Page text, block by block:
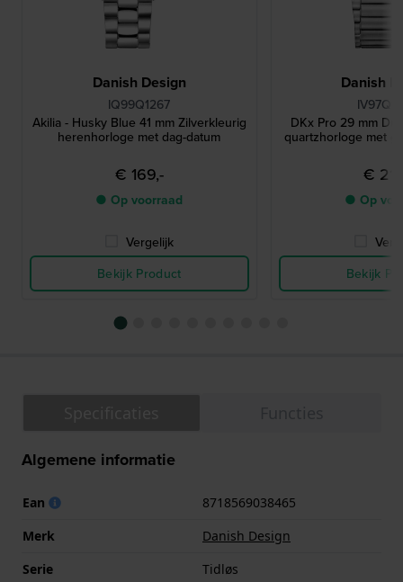
Danish Design
IQ99Q1267
Akilia - Husky Blue 41 mm Zilverkleurig
herenhorloge met dag-datum
€ 169,-
● Op voorraad
Vergelijk
Bekijk Product
Danish
DKx Pro 29 mm
quartzhorloge met
€
● Op
Bekijk
Algemene informatie
Ean
8718569038465
Merk
Danish Design
Serie
Tidløs